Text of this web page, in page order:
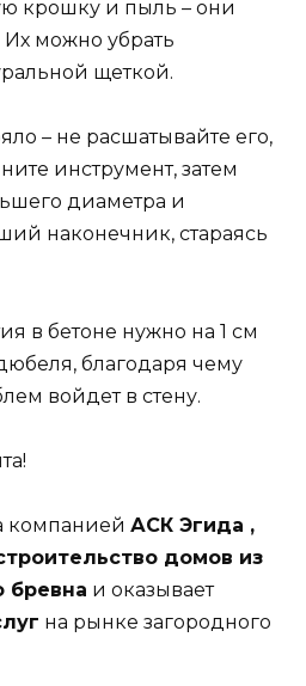
крошку и пыль – они
можно убрать
щеткой.
– не расшатывайте его,
инструмент, затем
диаметра и
наконечник, стараясь
в бетоне нужно на 1 см
благодаря чему
войдет в стену.
компанией АСК Эгида ,
домов из
бревна и оказывает
на рынке загородного